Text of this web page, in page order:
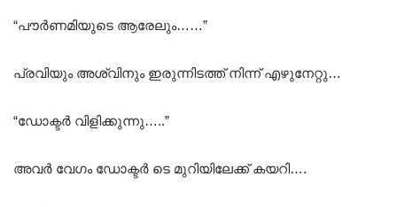
“പൗർണമിയുടെ ആരേലും……”
പ്രവിയും അശ്വിനും ഇരുന്നിടത്ത് നിന്ന് എഴുനേറ്റു…
“ഡോക്ടർ വിളിക്കുന്നു…..”
അവർ വേഗം ഡോക്ടർ ടെ മുറിയിലേക്ക് കയറി….